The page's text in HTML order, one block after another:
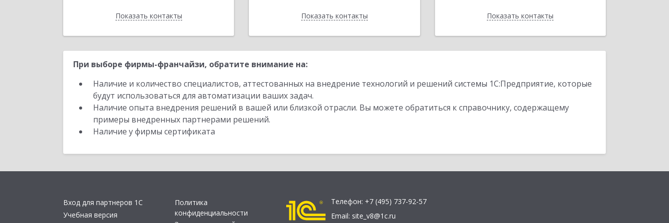
Показать контакты
Назад Показать контакты
Назад Показать контакты
Назад
При выборе фирмы-франчайзи, обратите внимание на:
Наличие и количество специалистов, аттестованных на внедрение технологий и решений системы 1С:Предприятие, которые
будут использоваться для автоматизации ваших задач.
Наличие опыта внедрения решений в вашей или близкой отрасли. Вы можете обратиться к справочнику, содержащему
примеры внедренных партнерами решений.
Наличие у фирмы сертификата
Вход для партнеров 1С
Учебная версия
Политика
конфиденциальности
Телефон: +7 (495) 737-92-57
Email: site_v8@1c.ru